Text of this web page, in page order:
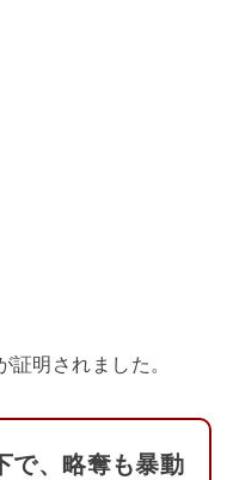
証明されました。
で、略奪も暴動